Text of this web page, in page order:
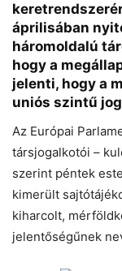
áprilisában
háromoldalú
hogy a
jelenti, hogy a
uniós szintű
Az Európai
társjogalkotói –
szerint péntek
kimerült
kiharcolt,
jelentőségűnek